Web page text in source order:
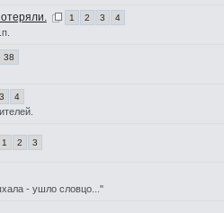
1 2 3 4
38
3 4
1 2 3
- ушло словцо..."